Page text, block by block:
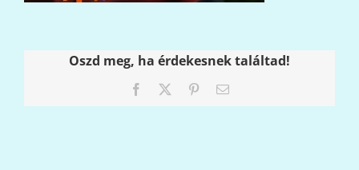
Oszd meg, ha érdekesnek találtad!
Facebook PinterestEmail: